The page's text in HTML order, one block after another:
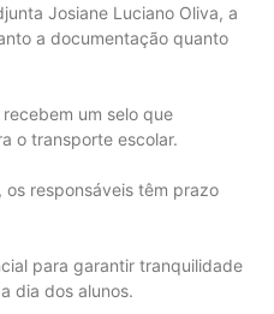
Josiane Luciano Oliva, a
a documentação quanto
um selo que
o transporte escolar.
responsáveis têm prazo
para garantir tranquilidade
dia dos alunos.